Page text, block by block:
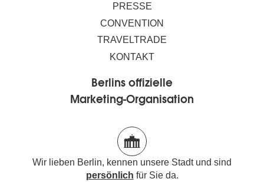
PRESSE
CONVENTION
TRAVELTRADE
KONTAKT
Berlins offizielle
Marketing-Organisation
Wir lieben Berlin, kennen unsere Stadt und sind
persönlich für Sie da.